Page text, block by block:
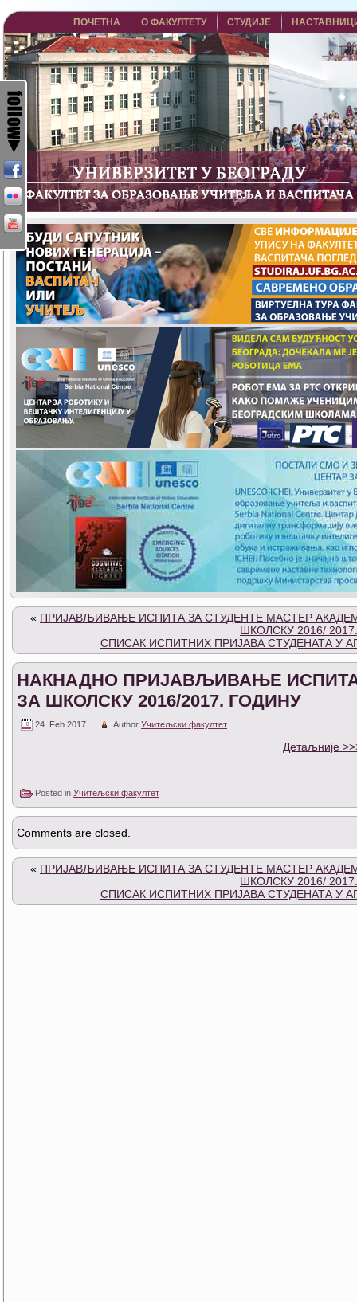
ПОЧЕТНА О ФАКУЛТЕТУ СТУДИЈЕ
« ПРИЈАВЉИВАЊЕ ИСПИТА ЗА СТУДЕНТЕ МАСТЕР
ШКОЛСКУ 2016/
СПИСАК ИСПИТНИХ ПРИЈАВА СТУДЕНАТА У
НАКНАДНО ПРИЈАВЉИВАЊЕ
ЗА ШКОЛСКУ 2016/2017. ГОДИНУ
24. Feb 2017. | Author Учитељски факултет
Детаљније
Posted in Учитељски факултет
Comments are closed.
« ПРИЈАВЉИВАЊЕ ИСПИТА ЗА СТУДЕНТЕ МАСТЕР
ШКОЛСКУ 2016/
СПИСАК ИСПИТНИХ ПРИЈАВА СТУДЕНАТА У